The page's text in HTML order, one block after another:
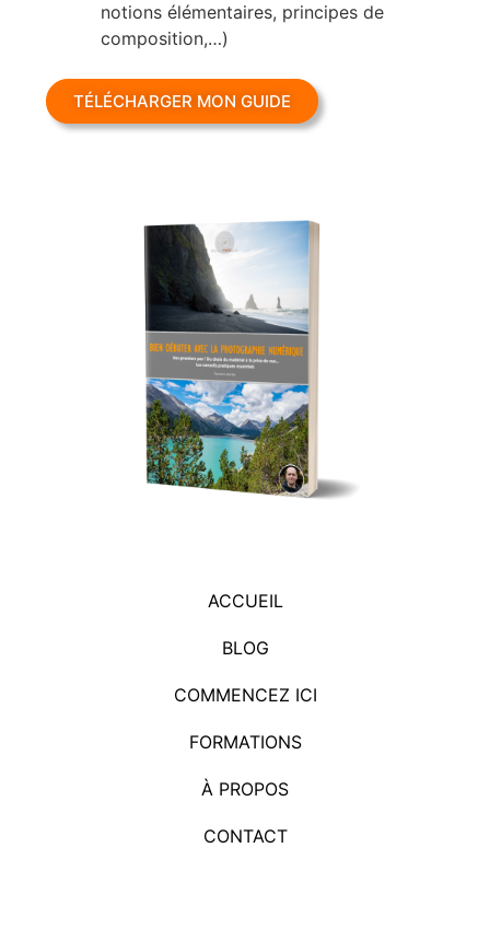
notions élémentaires, principes de
composition,…)
TÉLÉCHARGER MON GUIDE
ACCUEIL
BLOG
COMMENCEZ ICI
FORMATIONS
À PROPOS
CONTACT